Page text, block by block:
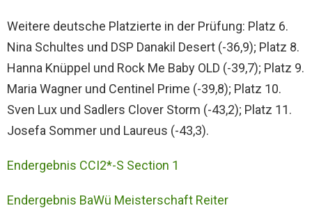
Weitere deutsche Platzierte in der Prüfung: Platz 6.
Nina Schultes und DSP Danakil Desert (-36,9); Platz 8.
Hanna Knüppel und Rock Me Baby OLD (-39,7); Platz 9.
Maria Wagner und Centinel Prime (-39,8); Platz 10.
Sven Lux und Sadlers Clover Storm (-43,2); Platz 11.
Josefa Sommer und Laureus (-43,3).
Endergebnis CCI2*-S Section 1
Endergebnis BaWü Meisterschaft Reiter